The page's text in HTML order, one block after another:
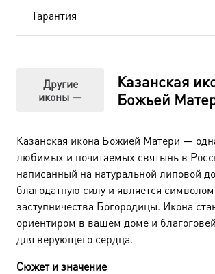
Гарантия
Другие
иконы —
Казанская
Божьей
Казанская икона Божией Матери —
любимых и почитаемых святынь в
написанный на натуральной липовой
благодатную силу и является символом
заступничества Богородицы. Икона
ориентиром в вашем доме и
для верующего сердца.
Сюжет и значение